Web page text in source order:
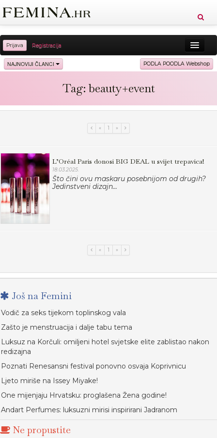
Prijava Registracija
Sreća Zdravlje Vitkost
Ljubav Relax
NAJNOVIJI ČLANCI PODLA POODLA Webshop
Tag: beauty+event
« 1 »
L’Oréal Paris donosi BIG DEAL u svijet trepavica!
18.03.2025.
Što čini ovu maskaru posebnijom od drugih?
Jedinstveni dizajn...
« 1 »
Još na Femini
Vodič za seks tijekom toplinskog vala
Zašto je menstruacija i dalje tabu tema
Luksuz na Korčuli: omiljeni hotel svjetske elite zablistao nakon
redizajna
Poznati Renesansni festival ponovno osvaja Koprivnicu
Ljeto miriše na Issey Miyake!
One mijenjaju Hrvatsku: proglašena Žena godine!
Andart Perfumes: luksuzni mirisi inspirirani Jadranom
Ne propustite